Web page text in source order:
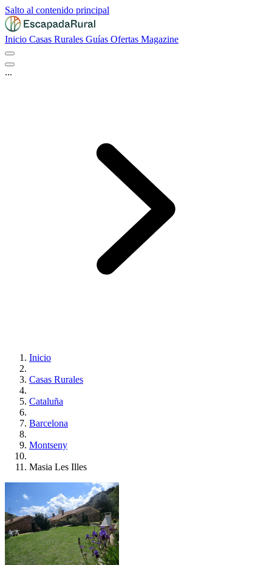
Salto al contenido principal
Inicio Casas Rurales Guías Ofertas Magazine
...
Inicio
Casas Rurales
Cataluña
Barcelona
Montseny
Masia Les Illes